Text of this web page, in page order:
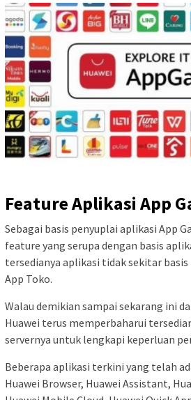
Feature Aplikasi App
Sebagai basis penyuplai aplikasi App
feature yang serupa dengan basis
tersedianya aplikasi tidak sekitar
App Toko.
Walau demikian sampai sekarang ini
Huawei terus memperbaharui
servernya untuk lengkapi keperluan
Beberapa aplikasi terkini yang telah
Huawei Browser, Huawei Assistant,